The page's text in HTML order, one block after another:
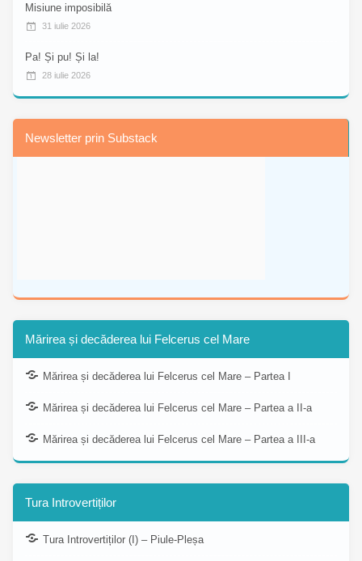
Misiune imposibilă
31 iulie 2026
Pa! Și pu! Și la!
28 iulie 2026
Newsletter prin Substack
Mărirea și decăderea lui Felcerus cel Mare
Mărirea și decăderea lui Felcerus cel Mare – Partea I
Mărirea și decăderea lui Felcerus cel Mare – Partea a II-a
Mărirea și decăderea lui Felcerus cel Mare – Partea a III-a
Tura Introvertiților
Tura Introvertiților (I) – Piule-Pleșa